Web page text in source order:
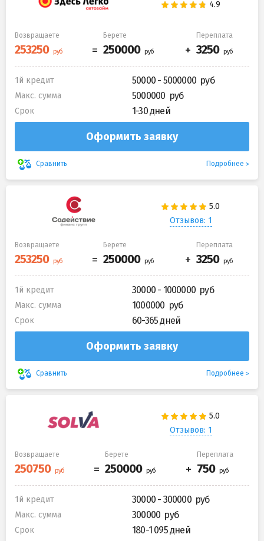
Возвращаете Берете Переплата
1й кредит 50000 - 5000000
Макс. сумма 5000000
Срок 1-30 дней
Оформить заявку
Сравнить Подробнее
Отзывов: 1
Возвращаете Берете Переплата
1й кредит 30000 - 1000000
Макс. сумма 1000000
Срок 60-365 дней
Оформить заявку
Сравнить Подробнее
Отзывов: 1
Возвращаете Берете Переплата
1й кредит 30000 - 300000
Макс. сумма 300000
Срок 180-1 095 дней